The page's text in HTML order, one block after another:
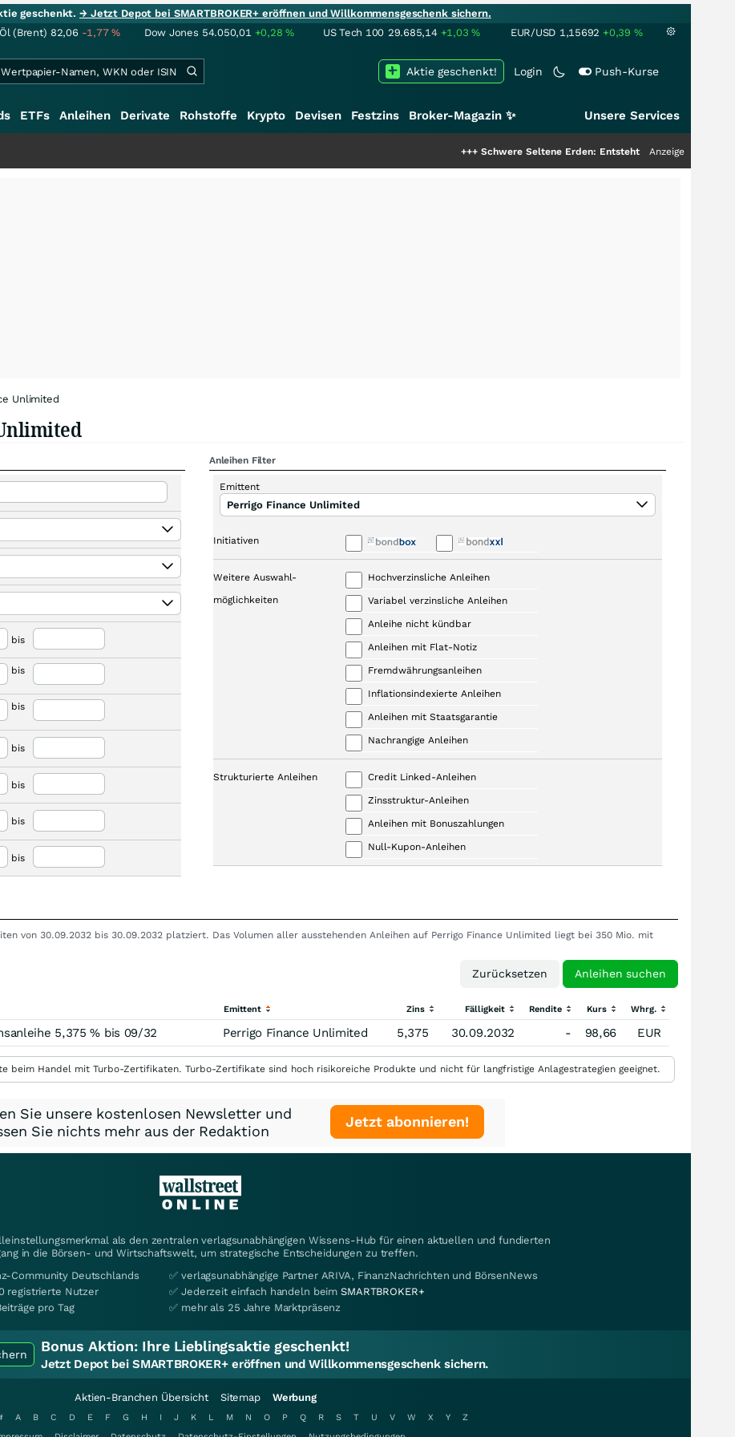
geschenkt.→ Jetzt Depot bei SMARTBROKER+ eröffnen und Willkommensgeschenk sichern.
Öl (Brent) 82,06 -1,77% Dow Jones 54.050,01 +0,28% US Tech 100 29.685,14 +1,03% EUR/USD 1,15692 +0,39 %
Login Push-Kurse
Aktie geschenkt!
ETFs Anleihen Derivate Rohstoffe Krypto Devisen Festzins Broker-Magazin ✨ Unsere Services
Schwere Seltene Erden: Entsteht hier die nächste
Anzeige
Unlimited
bis
bis
bis
bis
bis
bis
bis
Anleihen Filter
Emittent
Perrigo Finance Unlimited
Initiativen
Weitere Auswahl-
möglichkeiten
Hochverzinsliche Anleihen
Variabel verzinsliche Anleihen
Anleihe nicht kündbar
Anleihen mit Flat-Notiz
Fremdwährungsanleihen
Inflationsindexierte Anleihen
Anleihen mit Staatsgarantie
Nachrangige Anleihen
Strukturierte Anleihen Credit Linked-Anleihen
Zinsstruktur-Anleihen
Anleihen mit Bonuszahlungen
Null-Kupon-Anleihen
von 30.09.2032 bis 30.09.2032 platziert. Das Volumen aller ausstehenden Anleihen auf Perrigo Finance Unlimited liegt bei 350 Mio. mit
Emittent Zins Fälligkeit Rendite Kurs Whrg.
5,375 % bis 09/32 Perrigo Finance Unlimited 5,375 30.09.2032 - 98,66 EUR
beim Handel mit Turbo-Zertifikaten. Turbo-Zertifikate sind hoch risikoreiche Produkte und nicht für langfristige Anlagestrategien geeignet.
Sie unsere kostenlosen Newsletter und
Sie nichts mehr aus der Redaktion
Jetzt abonnieren!
als den zentralen verlagsunabhängigen Wissens-Hub für einen aktuellen und fundierten
in die Börsen- und Wirtschaftswelt, um strategische Entscheidungen zu treffen.
Community Deutschlands
registrierte Nutzer
pro Tag
✅ verlagsunabhängige Partner ARIVA, FinanzNachrichten und BörsenNews
✅ Jederzeit einfach handeln beimSMARTBROKER+
✅ mehr als 25 Jahre Marktpräsenz
Bonus Aktion: Ihre Lieblingsaktie geschenkt!
Jetzt Depot bei SMARTBROKER+ eröffnen und Willkommensgeschenk sichern.
Aktien-Branchen Übersicht Sitemap Werbung
A B C D E F G H I J K L M N O P Q R S T U V W X Y
Z